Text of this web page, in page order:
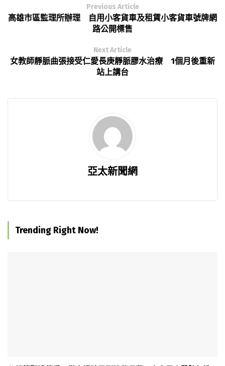
Previous Article
高雄市區監理所辦理 自用小客貨車及租賃小客貨車號牌網
路公開標售
Next Article
女教師靜脈曲張接受仁愛長庚靜脈膠水治療 1個月後重新
站上講台
亞太新聞網
Trending Right Now!